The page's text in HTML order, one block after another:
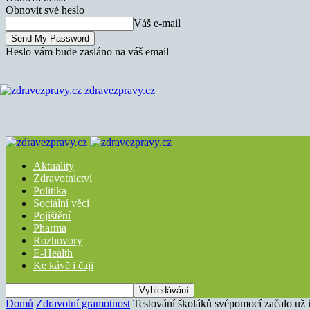
Obnovit své heslo
Váš e-mail
Heslo vám bude zasláno na váš email
zdravezpravy.cz
Aktuality
Zdravotnictví
Politika
Sociální věci
Pojištění
Pharma
Rozhovory
E-Health
Ke kávě i čaji
Domů Zdravotní gramotnost Testování školáků svépomocí začalo už